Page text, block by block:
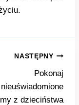
NASTĘPNY
Pokonaj
nieuświadomione
z dzieciństwa